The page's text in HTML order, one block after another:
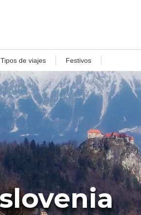
Tipos de viajes Festivos